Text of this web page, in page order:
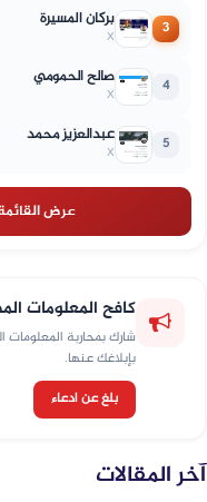
3 بركان المسيرة
X
4 صالح الحمومي
X
5 عبدالعزيز محمد
X
عرض
كافح المعلومات
شارك بمحاربة المعلومات
بإبلاغك عنها.
بلغ عن ادعاء
آخر المقالات